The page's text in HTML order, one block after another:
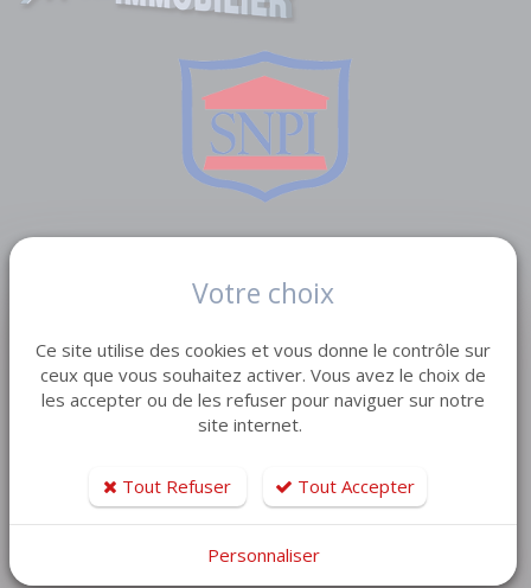
VENTE TERRAIN
VENTE IMMEUBLE
Votre choix
Ce site utilise des cookies et vous donne le contrôle sur
ceux que vous souhaitez activer. Vous avez le choix de
les accepter ou de les refuser pour naviguer sur notre
site internet.
Tout Refuser Tout Accepter
Personnaliser